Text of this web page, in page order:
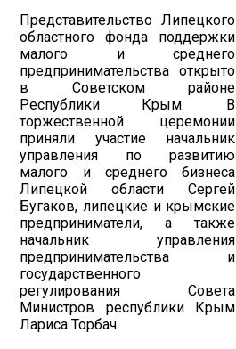
Представительство Липецкого
областного фонда поддержки
малого и среднего
предпринимательства открыто
в Советском районе
Республики Крым. В
торжественной церемонии
приняли участие начальник
управления по развитию
малого и среднего бизнеса
Липецкой области Сергей
Бугаков, липецкие и крымские
предприниматели, а также
начальник управления
предпринимательства и
государственного
регулирования Совета
Министров республики Крым
Лариса Торбач.